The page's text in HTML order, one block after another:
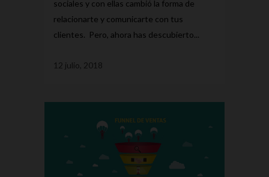
sociales y con ellas cambió la forma de
relacionarte y comunicarte con tus
clientes. Pero, ahora has descubierto...
12 julio, 2018